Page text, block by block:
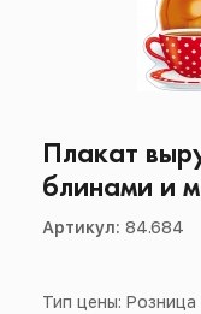
Плакат
блинами и
Артикул: 84.684
Тип цены: Розница